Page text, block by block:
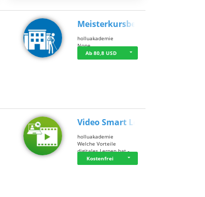
Meisterkursbegl…
holluakademie
None
Ab 80,8 USD
Video Smart Lea…
holluakademie
Welche Vorteile
digitales Lernen hat - …
Kostenfrei